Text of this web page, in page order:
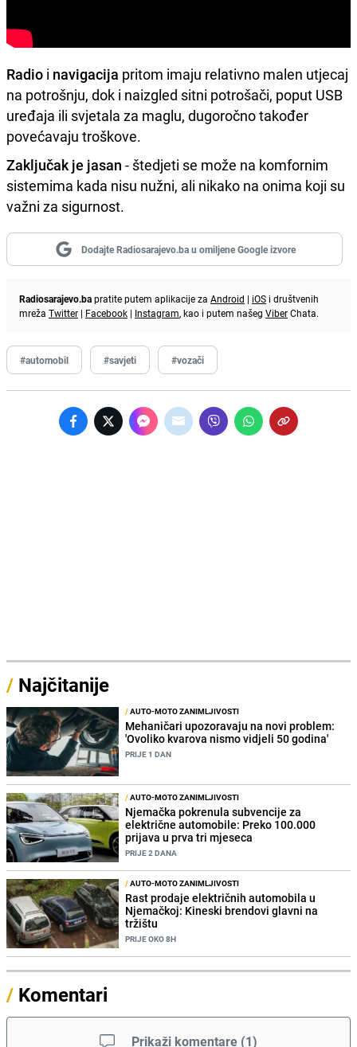
Radio i navigacija pritom imaju relativno malen utjecaj
na potrošnju, dok i naizgled sitni potrošači, poput USB
uređaja ili svjetala za maglu, dugoročno također
povećavaju troškove.
Zaključak je jasan - štedjeti se može na komfornim
sistemima kada nisu nužni, ali nikako na onima koji su
važni za sigurnost.
Dodajte Radiosarajevo.ba u omiljene Google izvore
Radiosarajevo.bapratite putem aplikacije za Android | iOS i društvenih
mreža Twitter | Facebook | Instagram, kao i putem našeg ViberChata.
#automobil #savjeti #vozači
/ Najčitanije
/AUTO-MOTO ZANIMLJIVOSTI
Mehaničari upozoravaju na novi problem:
'Ovoliko kvarova nismo vidjeli 50 godina'
PRIJE 1 DAN
/AUTO-MOTO ZANIMLJIVOSTI
Njemačka pokrenula subvencije za
električne automobile: Preko 100.000
prijava u prva tri mjeseca
PRIJE 2 DANA
/AUTO-MOTO ZANIMLJIVOSTI
Rast prodaje električnih automobila u
Njemačkoj: Kineski brendovi glavni na
tržištu
PRIJE OKO 8H
/ Komentari
Prikaži komentare (1)